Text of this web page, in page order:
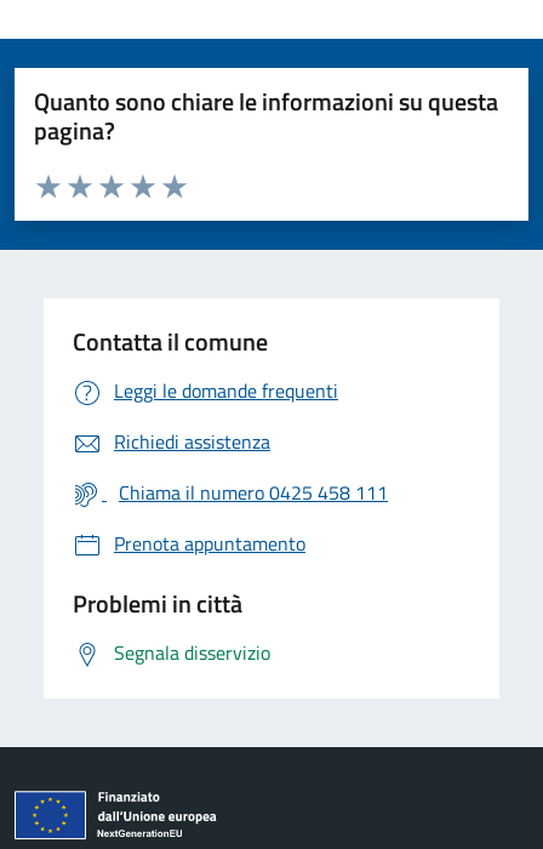
Quanto sono chiare le informazioni su questa
pagina?
Valuta da 1 a 5 stelle la pagina
Valuta 5 stelle su 5
Valuta 4 stelle su 5
Valuta 3 stelle su 5
Valuta 2 stelle su 5
Valuta 1 stelle su 5
Contatta il comune
Leggi le domande frequenti
Richiedi assistenza
Chiama il numero 0425 458 111
Prenota appuntamento
Problemi in città
Segnala disservizio